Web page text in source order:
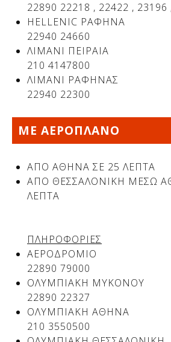
Δείτε μας:
Δείτε μας:
Δείτε μας:
22890 22218 , 22422 , 23196
HELLENIC ΡΑΦΗΝΑ
22940 24660
ΛIMANI ΠΕΙΡΑΙΑ
210 4147800
ΛIMANI ΡΑΦΗΝΑΣ
22940 22300
ΜΕ ΑΕΡΟΠΛΑΝΟ
ΑΠΟ ΑΘΗΝΑ ΣΕ 25 ΛΕΠΤΑ
ΑΠΟ ΘΕΣΣΑΛΟΝΙΚΗ ΜΕΣΩ
ΛΕΠΤΑ
ΠΛΗΡΟΦΟΡΙΕΣ
ΑΕΡΟΔΡΟΜΙΟ
22890 79000
ΟΛΥΜΠΙΑΚΗ ΜΥΚΟΝΟΥ
22890 22327
ΟΛΥΜΠΙΑΚΗ ΑΘΗΝΑ
210 3550500